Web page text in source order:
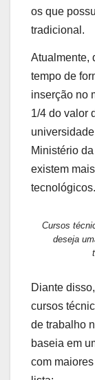
os que
tradicional.
Atualmente,
tempo de
inserção no
1/4 do valor
Ministério
existem
tecnológicos.
Cursos
deseja
Diante
cursos
de trabalho
baseia em
com